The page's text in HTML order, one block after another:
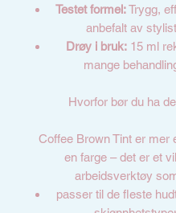
Testet formel:Trygg,
anbefalt av
Drøy i bruk: 15 ml
mange
Hvorfor bør du ha
Coffee Brown Tint er mer
en farge – det er et
arbeidsverktøy
passer til de fleste